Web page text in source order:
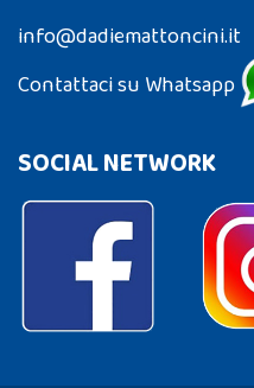
info@dadiemattoncini.it
Contattaci su Whatsapp
SOCIAL NETWORK